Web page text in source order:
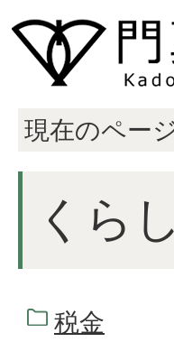
現在のペー
くら
税金